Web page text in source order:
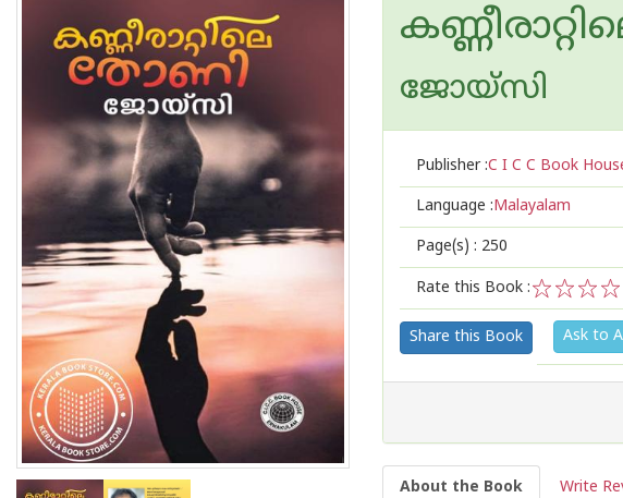
ജോയ്‌സി
Publisher :C I C C Book
Language :Malayalam
Page(s) : 250
Rate this Book :
4
3
2
1
Share this Book Ask to
About the Book Write